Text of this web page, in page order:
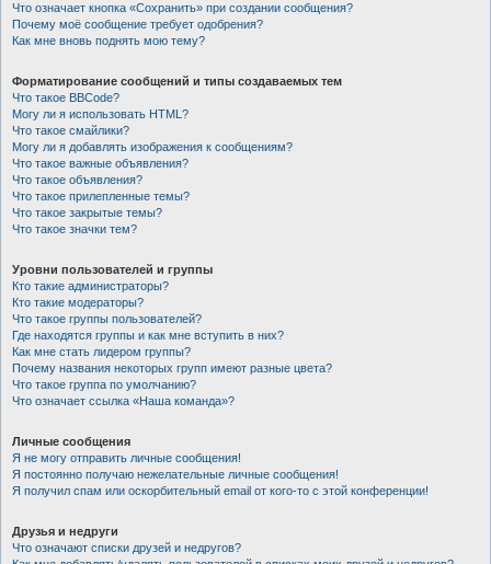
Что означает кнопка «Сохранить» при создании сообщения?
Почему моё сообщение требует одобрения?
Как мне вновь поднять мою тему?
Форматирование сообщений и типы создаваемых тем
Что такое BBCode?
Могу ли я использовать HTML?
Что такое смайлики?
Могу ли я добавлять изображения к сообщениям?
Что такое важные объявления?
Что такое объявления?
Что такое прилепленные темы?
Что такое закрытые темы?
Что такое значки тем?
Уровни пользователей и группы
Кто такие администраторы?
Кто такие модераторы?
Что такое группы пользователей?
Где находятся группы и как мне вступить в них?
Как мне стать лидером группы?
Почему названия некоторых групп имеют разные цвета?
Что такое группа по умолчанию?
Что означает ссылка «Наша команда»?
Личные сообщения
Я не могу отправить личные сообщения!
Я постоянно получаю нежелательные личные сообщения!
Я получил спам или оскорбительный email от кого-то с этой конференции!
Друзья и недруги
Что означают списки друзей и недругов?